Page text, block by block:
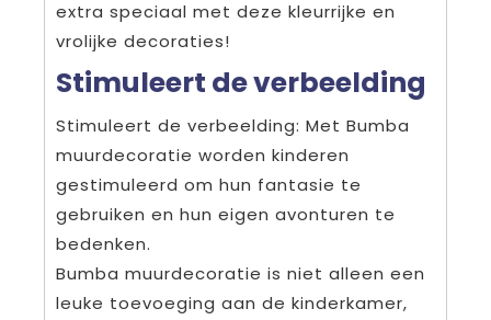
extra speciaal met deze kleurrijke en
vrolijke decoraties!
Stimuleert de verbeelding
Stimuleert de verbeelding: Met Bumba
muurdecoratie worden kinderen
gestimuleerd om hun fantasie te
gebruiken en hun eigen avonturen te
bedenken.
Bumba muurdecoratie is niet alleen een
leuke toevoeging aan de kinderkamer,